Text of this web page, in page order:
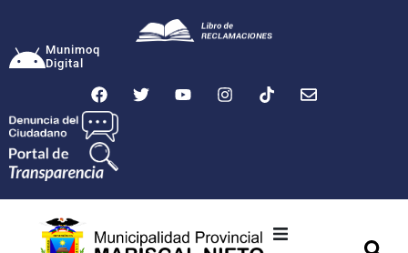
Munimoq
Digital